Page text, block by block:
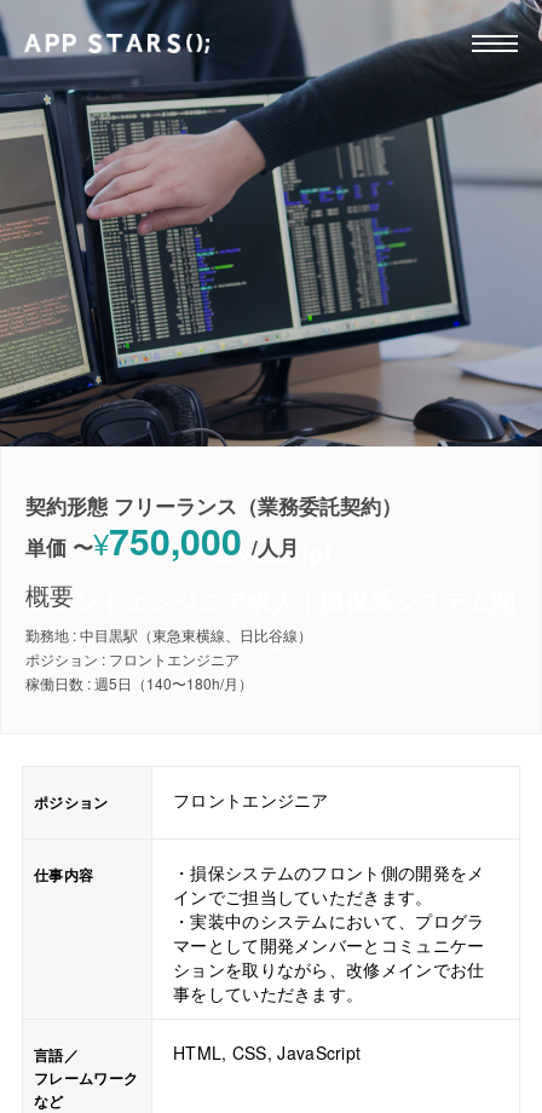
JavaScript
フロントエンジニア求人｜損保系システム開
発
契約形態 フリーランス（業務委託契約）
単価 〜¥750,000 /人月
概要
勤務地 : 中目黒駅（東急東横線、日比谷線）
ポジション : フロントエンジニア
稼働日数 : 週5日（140〜180h/月）
ポジション フロントエンジニア
仕事内容
・損保システムのフロント側の開発をメ
インでご担当していただきます。
・実装中のシステムにおいて、プログラ
マーとして開発メンバーとコミュニケー
ションを取りながら、改修メインでお仕
事をしていただきます。
言語／
フレームワーク
など
HTML, CSS, JavaScript